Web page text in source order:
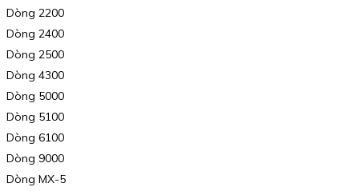
Dòng 2200
Dòng 2400
Dòng 2500
Dòng 4300
Dòng 5000
Dòng 5100
Dòng 6100
Dòng 9000
Dòng MX-5